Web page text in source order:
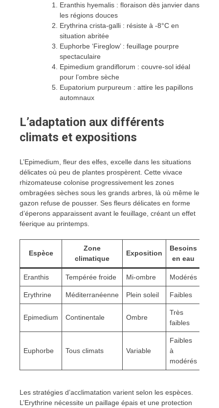
Eranthis hyemalis : floraison dès janvier dans
les régions douces
Erythrina crista-galli : résiste à -8°C en
situation abritée
Euphorbe ‘Fireglow’ : feuillage pourpre
spectaculaire
Epimedium grandiflorum : couvre-sol idéal
pour l’ombre sèche
Eupatorium purpureum : attire les papillons
automnaux
L’adaptation aux différents
climats et expositions
L’Epimedium, fleur des elfes, excelle dans les situations
délicates où peu de plantes prospèrent. Cette vivace
rhizomateuse colonise progressivement les zones
ombragées sèches sous les grands arbres, là où même le
gazon refuse de pousser. Ses fleurs délicates en forme
d’éperons apparaissent avant le feuillage, créant un effet
féerique au printemps.
Espèce
Zone
climatique
Exposition
Besoins
en eau
Eranthis Tempérée froide Mi-ombre Modérés
Erythrine Méditerranéenne Plein soleil Faibles
Epimedium Continentale Ombre
Très
faibles
Euphorbe Tous climats Variable
Faibles
à
modérés
Les stratégies d’acclimatation varient selon les espèces.
L’Erythrine nécessite un paillage épais et une protection